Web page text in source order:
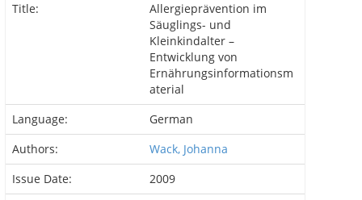
Title:
Allergieprävention im
Säuglings- und
Kleinkindalter –
Entwicklung von
Ernährungsinformationsm
aterial
Language:
German
Authors:
Wack, Johanna
Issue Date:
2009